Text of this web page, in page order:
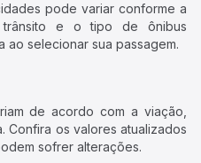
pode variar conforme a
e o tipo de ônibus
ao selecionar sua passagem.
de acordo com a viação,
Confira os valores atualizados
sofrer alterações.